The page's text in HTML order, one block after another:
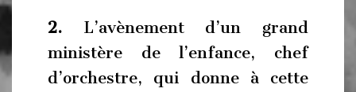
2. L’avènement d’un grand
ministère de l’enfance, chef
d’orchestre, qui donne à cette